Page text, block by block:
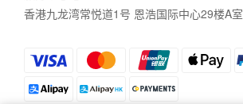
香港九龙湾常悦道1号 恩浩国际中心29楼A室